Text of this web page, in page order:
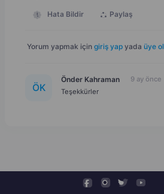
Hata Bildir Paylaş
Yorum yapmak için giriş yap yada üye ol
ÖK
Önder Kahraman
9 ay önce
Teşekkürler